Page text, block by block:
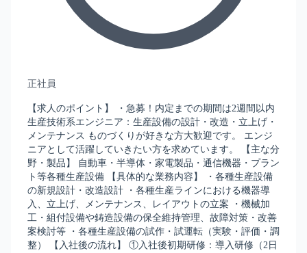
正社員
【求人のポイント】 ・急募！内定までの期間は2週間以内
生産技術系エンジニア：生産設備の設計・改造・立上げ・
メンテナンス ものづくりが好きな方大歓迎です。 エンジ
ニアとして活躍していきたい方を求めています。 【主な分
野・製品】 自動車・半導体・家電製品・通信機器・プラン
ト等各種生産設備 【具体的な業務内容】 ・各種生産設備
の新規設計・改造設計 ・各種生産ラインにおける機器導
入、立上げ、メンテナンス、レイアウトの立案 ・機械加
工・組付設備や鋳造設備の保全維持管理、故障対策・改善
案検討等 ・各種生産設備の試作・試運転（実験・評価・調
整） 【入社後の流れ】 ①入社後初期研修：導入研修（2日